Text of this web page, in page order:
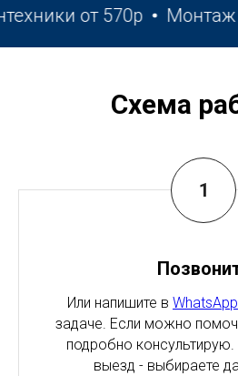
от 570р Монтаж
Схема
Или напишите в WhatsApp
задаче. Если можно
подробно консультирую.
выезд - выбираете